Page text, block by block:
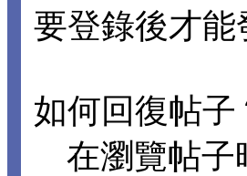
要登錄後才能
如何回復帖子
在瀏覽帖子